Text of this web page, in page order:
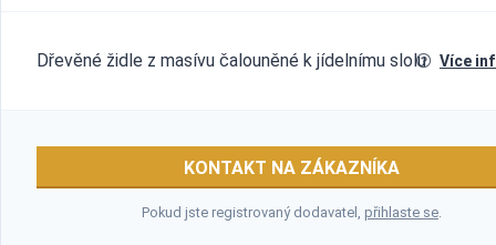
Dřevěné židle z masívu čalouněné k jídelnímu slolu Více
KONTAKT NA ZÁKAZNÍKA
Pokud jste registrovaný dodavatel, přihlaste se.